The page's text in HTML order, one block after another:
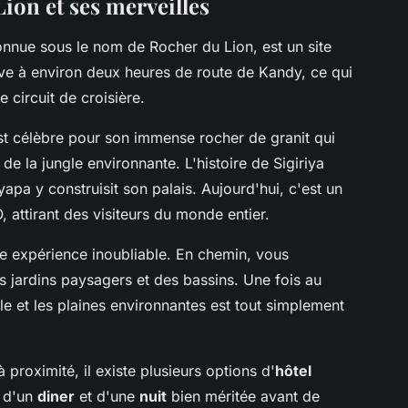
sous le nom de Rocher du Lion, est un site
à environ deux heures de route de Kandy, ce qui
circuit de croisière.
célèbre pour son immense rocher de granit qui
la jungle environnante. L'histoire de Sigiriya
y construisit son palais. Aujourd'hui, c'est un
attirant des visiteurs du monde entier.
expérience inoubliable. En chemin, vous
jardins paysagers et des bassins. Une fois au
et les plaines environnantes est tout simplement
proximité, il existe plusieurs options d'hôtel
d'un diner et d'une nuit bien méritée avant de